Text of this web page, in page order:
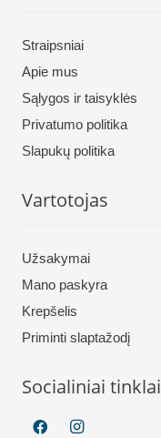
Straipsniai
Apie mus
Sąlygos ir taisyklės
Privatumo politika
Slapukų politika
Vartotojas
Užsakymai
Mano paskyra
Krepšelis
Priminti slaptažodį
Socialiniai tinklai